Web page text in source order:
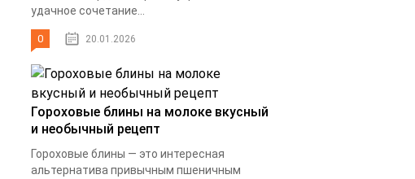
удачное сочетание...
0 20.01.2026
Гороховые блины на молоке вкусный
и необычный рецепт
Гороховые блины — это интересная
альтернатива привычным пшеничным